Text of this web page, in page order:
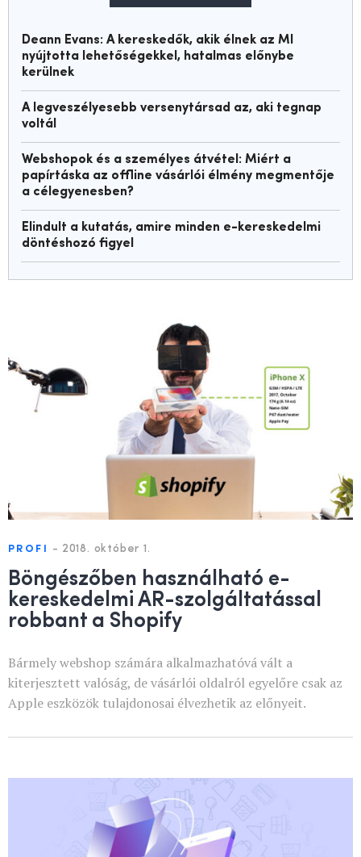
Deann Evans: A kereskedők, akik élnek az MI
nyújtotta lehetőségekkel, hatalmas előnybe
kerülnek
A legveszélyesebb versenytársad az, aki tegnap
voltál
Webshopok és a személyes átvétel: Miért a
papírtáska az offline vásárlói élmény megmentője
a célegyenesben?
Elindult a kutatás, amire minden e-kereskedelmi
döntéshozó figyel
PROFI - 2018. október 1.
Böngészőben használható e-
kereskedelmi AR-szolgáltatással
robbant a Shopify
Bármely webshop számára alkalmazhatóvá vált a
kiterjesztett valóság, de vásárlói oldalról egyelőre csak az
Apple eszközök tulajdonosai élvezhetik az előnyeit.